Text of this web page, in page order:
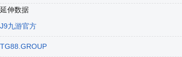
延伸数据
J9九游官方
TG88.GROUP